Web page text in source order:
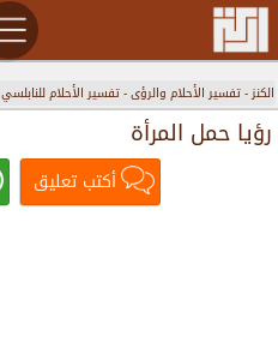
الكنز-تفسير الأحلام والرؤى-تفسير الأحلام للنابلسي
رؤيا حمل المرأة
أكتب تعليق